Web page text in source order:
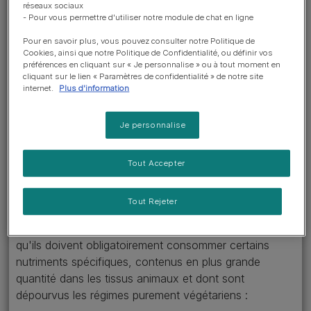
végétalien bien équilibré.
Toutefois, ces types de régimes
peuvent présenter de
nombreuses carences en
nutriments importants et vous
un vétérinaire ou un
nutritionniste animalier si vous
envisagez ce type de régime
pour votre chien.
qu'ils doivent obligatoirement consommer certains
nutriments spécifiques, contenus en plus grande
quantité dans les tissus animaux et dont sont
dépourvus les régimes purement végétariens :
réseaux sociaux
- Pour vous permettre d'utiliser notre module de chat en ligne
Pour en savoir plus, vous pouvez consulter notre Politique de
Cookies, ainsi que notre Politique de Confidentialité, ou définir vos
préférences en cliquant sur « Je personnalise » ou à tout moment en
cliquant sur le lien « Paramètres de confidentialité » de notre site
internet.
Plus d'information
Je personnalise
Tout Rejeter
Tout Accepter